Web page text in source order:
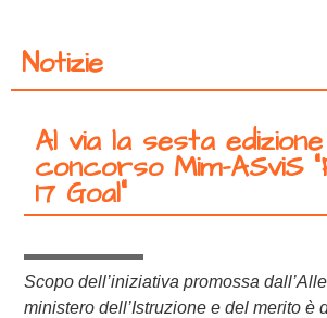
Notizie
Al via la sesta
concorso Mim-ASviS
17 Goal”
Scopo dell’iniziativa promossa
ministero dell’Istruzione e del merito è